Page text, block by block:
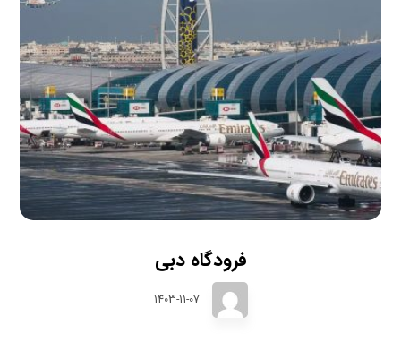
فرودگاه دبی
1403-11-07